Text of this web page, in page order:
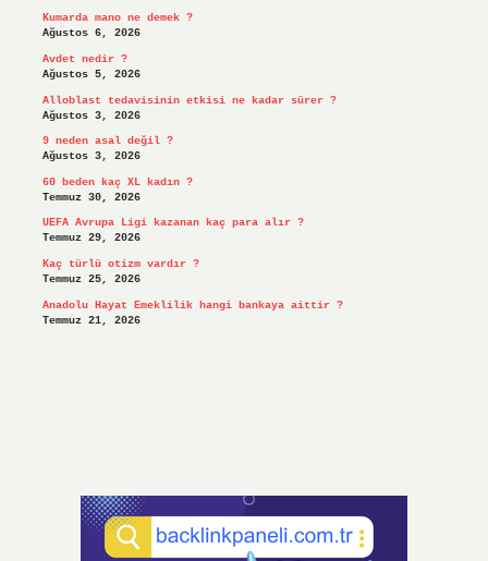
Kumarda mano ne demek ?
Ağustos 6, 2026
Avdet nedir ?
Ağustos 5, 2026
Alloblast tedavisinin etkisi ne kadar sürer ?
Ağustos 3, 2026
9 neden asal değil ?
Ağustos 3, 2026
60 beden kaç XL kadın ?
Temmuz 30, 2026
UEFA Avrupa Ligi kazanan kaç para alır ?
Temmuz 29, 2026
Kaç türlü otizm vardır ?
Temmuz 25, 2026
Anadolu Hayat Emeklilik hangi bankaya aittir ?
Temmuz 21, 2026